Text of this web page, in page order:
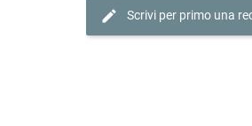
edit Scrivi per primo una